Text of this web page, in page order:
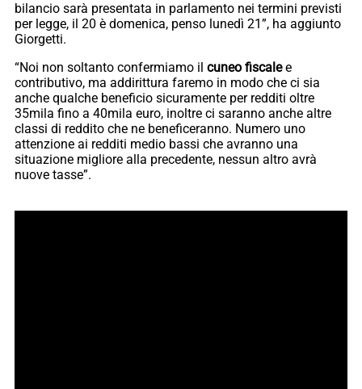
bilancio sarà presentata in parlamento nei termini previsti
per legge, il 20 è domenica, penso lunedì 21”, ha aggiunto
Giorgetti.
“Noi non soltanto confermiamo il cuneo fiscalee
contributivo, ma addirittura faremo in modo che ci sia
anche qualche beneficio sicuramente per redditi oltre
35mila fino a 40mila euro, inoltre ci saranno anche altre
classi di reddito che ne beneficeranno. Numero uno
attenzione ai redditi medio bassi che avranno una
situazione migliore alla precedente, nessun altro avrà
nuove tasse”.